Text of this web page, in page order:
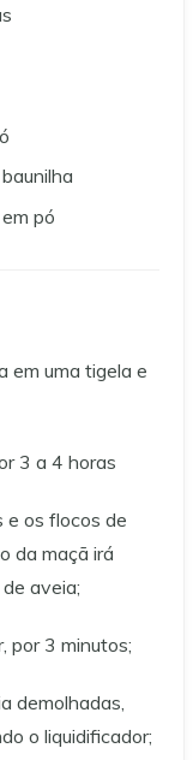
pó
em uma tigela e
3 a 4 horas
e os flocos de
da maçã irá
aveia;
por 3 minutos;
demolhadas,
o liquidificador;